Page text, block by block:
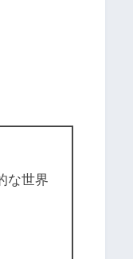
な世界